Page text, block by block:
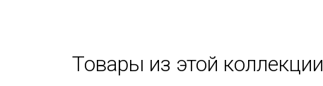
Товары из этой коллекции